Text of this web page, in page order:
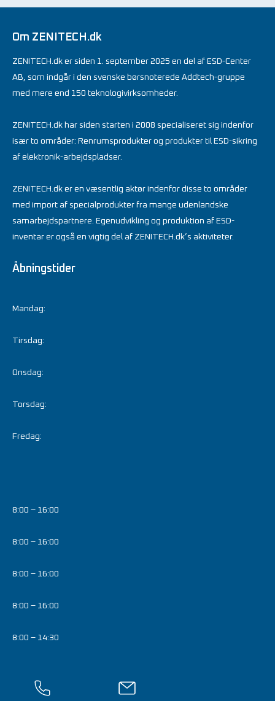
Om ZENITECH.dk
ZENITECH.dk er siden 1. september 2025 en del af ESD-Center
AB, som indgår i den svenske børsnoterede Addtech-gruppe
med mere end 150 teknologivirksomheder.
ZENITECH.dk har siden starten i 2008 specialiseret sig indenfor
især to områder: Renrumsprodukter og produkter til ESD-sikring
af elektronik-arbejdspladser.
ZENITECH.dk er en væsentlig aktør indenfor disse to områder
med import af specialprodukter fra mange udenlandske
samarbejdspartnere. Egenudvikling og produktion af ESD-
inventar er også en vigtig del af ZENITECH.dk’s aktiviteter.
Åbningstider
Mandag:
Tirsdag:
Onsdag:
Torsdag:
Fredag:
8:00 – 16:00
8:00 – 16:00
8:00 – 16:00
8:00 – 16:00
8:00 – 14:30